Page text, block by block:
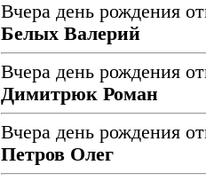
Вчера день рождения
Белых Валерий
Вчера день рождения
Димитрюк Роман
Вчера день рождения
Петров Олег